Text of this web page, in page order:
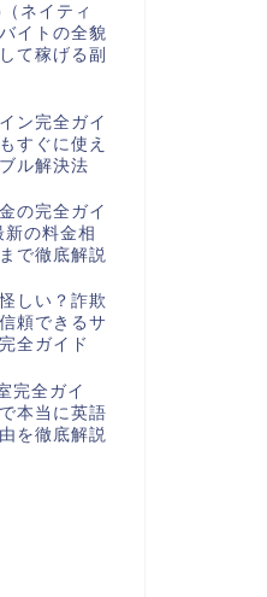
ネイティ
イトの全貌
て稼げる副
ン完全ガイ
すぐに使え
ル解決法
の完全ガイ
新の料金相
で徹底解説
しい？詐欺
頼できるサ
全ガイド
完全ガイ
本当に英語
を徹底解説